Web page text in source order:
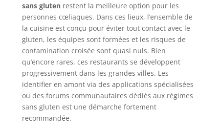
sans glutenrestent la meilleure option pour les
personnes cœliaques. Dans ces lieux, l’ensemble de
la cuisine est conçu pour éviter tout contact avec le
gluten, les équipes sont formées et les risques de
contamination croisée sont quasi nuls. Bien
qu’encore rares, ces restaurants se développent
progressivement dans les grandes villes. Les
identifier en amont via des applications spécialisées
ou des forums communautaires dédiés aux régimes
sans gluten est une démarche fortement
recommandée.